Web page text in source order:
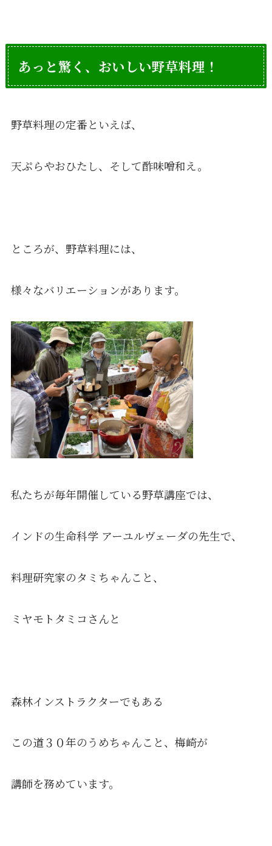
あっと驚く、おいしい野草料理！
野草料理の定番といえば、
天ぷらやおひたし、そして酢味噌和え。
ところが、野草料理には、
様々なバリエーションがあります。
私たちが毎年開催している野草講座では、
インドの生命科学 アーユルヴェーダの先生で、
料理研究家のタミちゃんこと、
ミヤモトタミコさんと
森林インストラクターでもある
この道３０年のうめちゃんこと、梅崎が
講師を務めています。